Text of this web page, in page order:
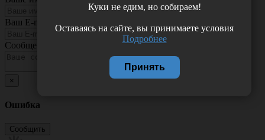
Ваш E-mail
Сообщение
×
Ошибка
Куки не едим, но собираем!
Оставаясь на сайте, вы принимаете условия
Подробнее
Принять